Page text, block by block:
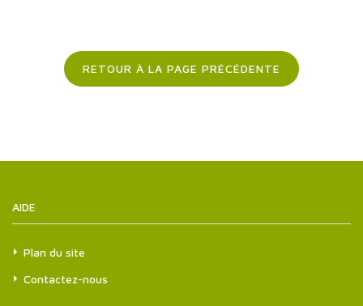
RETOUR À LA PAGE PRÉCÉDENTE
AIDE
Plan du site
Contactez-nous